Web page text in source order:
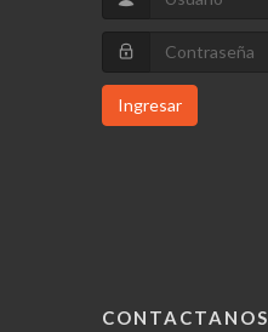
Ingresar
CONTACTANOS